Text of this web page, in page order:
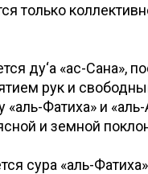
только
ду‘а «ас-Сана»,
рук и
Фатиха» и
и земной
сура «аль-